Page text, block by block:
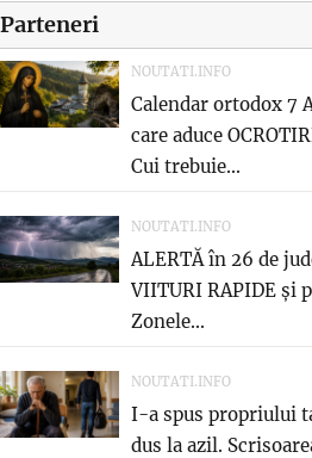
Parteneri
NOUTATI.INFO
Calendar ortodox 7
care aduce
Cui trebuie...
NOUTATI.INFO
ALERTĂ în 26 de
VIITURI RAPIDE și
Zonele...
NOUTATI.INFO
I-a spus propriului
dus la azil.